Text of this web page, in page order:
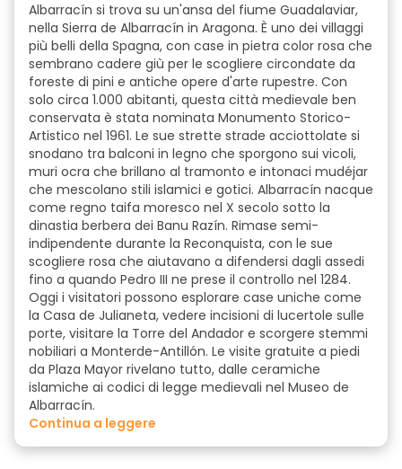
Albarracín si trova su un'ansa del fiume Guadalaviar,
nella Sierra de Albarracín in Aragona. È uno dei villaggi
più belli della Spagna, con case in pietra color rosa che
sembrano cadere giù per le scogliere circondate da
foreste di pini e antiche opere d'arte rupestre. Con
solo circa 1.000 abitanti, questa città medievale ben
conservata è stata nominata Monumento Storico-
Artistico nel 1961. Le sue strette strade acciottolate si
snodano tra balconi in legno che sporgono sui vicoli,
muri ocra che brillano al tramonto e intonaci mudéjar
che mescolano stili islamici e gotici. Albarracín nacque
come regno taifa moresco nel X secolo sotto la
dinastia berbera dei Banu Razín. Rimase semi-
indipendente durante la Reconquista, con le sue
scogliere rosa che aiutavano a difendersi dagli assedi
fino a quando Pedro III ne prese il controllo nel 1284.
Oggi i visitatori possono esplorare case uniche come
la Casa de Julianeta, vedere incisioni di lucertole sulle
porte, visitare la Torre del Andador e scorgere stemmi
nobiliari a Monterde-Antillón. Le visite gratuite a piedi
da Plaza Mayor rivelano tutto, dalle ceramiche
islamiche ai codici di legge medievali nel Museo de
Albarracín.
continua a leggere